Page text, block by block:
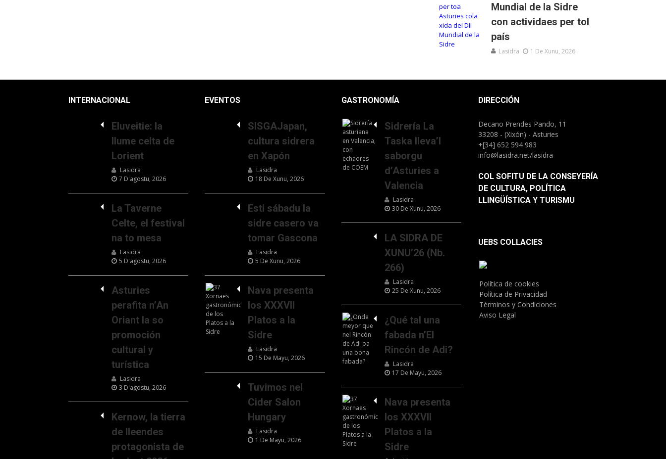
Mundial de la Sidre
con actividaes per tol
país
Lasidra 1 De Xunu, 2026
INTERNACIONAL
Eluveitie: la
llume celta de
Lorient
Lasidra
7 D'agostu, 2026
La Taverne
Celte, el festival
na to mesa
Lasidra
5 D'agostu, 2026
Asturies
perafita n’An
Oriant la so
promoción
cultural y
turística
Lasidra
3 D'agostu, 2026
Kernow, la tierra
de lleendes
protagonista de
EVENTOS
SISGAJapan,
cultura sidrera
en Xapón
Lasidra
18 De Xunu, 2026
Esti sábadu la
sidre casero va
tomar Gascona
Lasidra
5 De Xunu, 2026
Nava presenta
los XXXVII
Platos a la
Sidre
Lasidra
15 De Mayu, 2026
Tuvimos nel
Cider Salon
Hungary
Lasidra
1 De Mayu, 2026
GASTRONOMÍA
Sidrería La
Taska lleva’l
saborgu
d’Asturies a
Valencia
Lasidra
30 De Xunu, 2026
LA SIDRA DE
XUNU’26 (Nb.
266)
Lasidra
25 De Xunu, 2026
¿Qué tal una
fabada n’El
Rincón de Adi?
Lasidra
17 De Mayu, 2026
Nava presenta
los XXXVII
Platos a la
Sidre
DIRECCIÓN
Decano Prendes Pando, 11
33208 - (Xixón) - Asturies
+[34] 652 594 983
info@lasidra.net/lasidra
COL SOFITU DE LA CONSEYERÍA
DE CULTURA, POLÍTICA
LLINGÜÍSTICA Y TURISMU
UEBS COLLACIES
Política de cookies
Política de Privacidad
Términos y Condiciones
Aviso Legal